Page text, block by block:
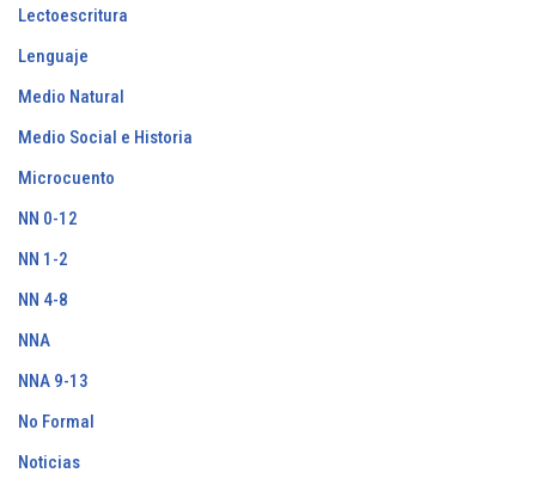
Lectoescritura
Lenguaje
Medio Natural
Medio Social e Historia
Microcuento
NN 0-12
NN 1-2
NN 4-8
NNA
NNA 9-13
No Formal
Noticias